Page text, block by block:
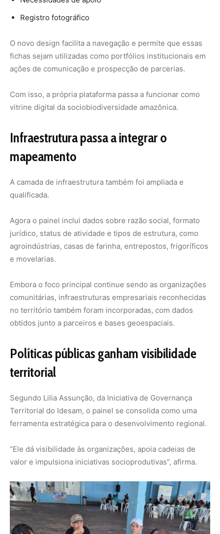
qualificada.
Agora o painel inclui dados sobre razão social, formato
jurídico, status de atividade e tipos de estrutura, como
agroindústrias, casas de farinha, entrepostos, frigoríficos
Embora o foco principal continue sendo as organizações
no território também foram incorporadas, com dados
obtidos junto a parceiros e bases geoespaciais.
Políticas públicas ganham visibilidade
territorial
Segundo Lilia Assunção, da Iniciativa de Governança
Territorial do Idesam, o painel se consolida como uma
ferramenta estratégica para o desenvolvimento regional.
valor e impulsiona iniciativas socioprodutivas”, afirma.
Um dos destaques é a aba de políticas públicas e apoios,
organização acessou nos últimos anos.
Isso permite visualizar como diferentes políticas chegam
ao território e quais redes institucionais estão sendo